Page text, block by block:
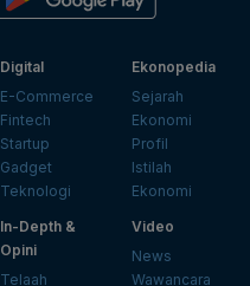
Digital
E-Commerce
Fintech
Startup
Gadget
Teknologi
Ekonopedia
Sejarah
Ekonomi
Profil
Istilah
Ekonomi
In-Depth &
Opini
Telaah
Video
News
Wawancara